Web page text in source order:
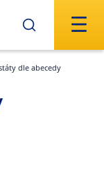
dle abecedy